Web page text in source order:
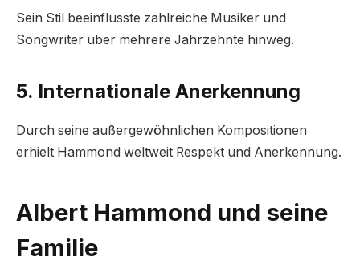
Sein Stil beeinflusste zahlreiche Musiker und
Songwriter über mehrere Jahrzehnte hinweg.
5. Internationale Anerkennung
Durch seine außergewöhnlichen Kompositionen
erhielt Hammond weltweit Respekt und Anerkennung.
Albert Hammond und seine
Familie